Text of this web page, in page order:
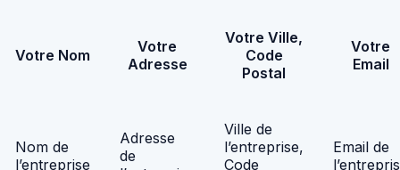
Votre Nom
Votre
Adresse
Votre Ville,
Code
Postal
Votre
Email
Nom de
l’entreprise
Adresse
de
Ville de
l’entreprise,
Code
Email de